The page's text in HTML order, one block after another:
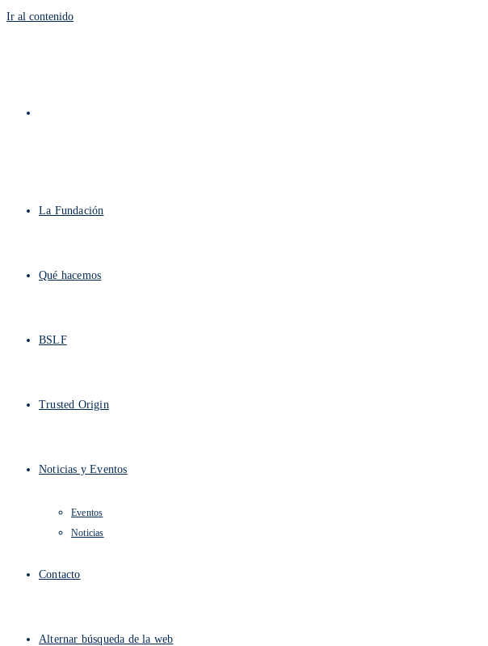
Ir al contenido
La Fundación
Qué hacemos
BSLF
Trusted Origin
Noticias y Eventos
Eventos
Noticias
Contacto
Alternar búsqueda de la web